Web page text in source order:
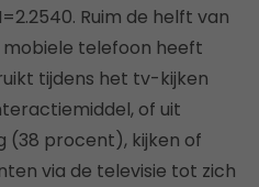
Ruim de helft van
telefoon heeft
tijdens het tv-kijken
of uit
(38 procent), kijken of
via de televisie tot zich